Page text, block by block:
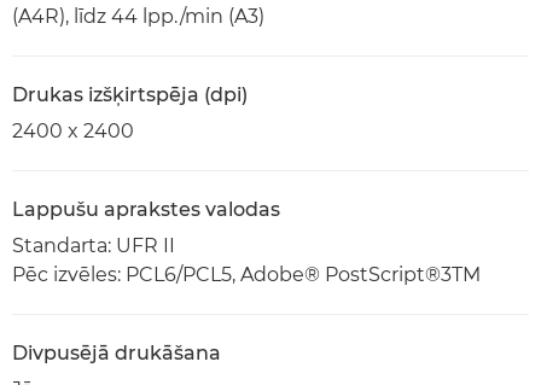
(A4R), līdz 44 lpp./min (A3)
Drukas izšķirtspēja (dpi)
2400 x 2400
Lappušu aprakstes valodas
Standarta: UFR II
Pēc izvēles: PCL6/PCL5, Adobe® PostScript®3TM
Divpusējā drukāšana